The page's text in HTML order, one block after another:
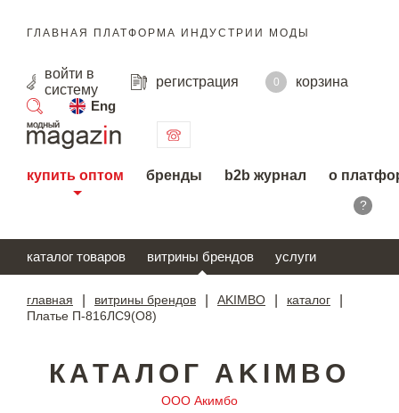
ГЛАВНАЯ ПЛАТФОРМА ИНДУСТРИИ МОДЫ
войти в
систему
регистрация 0
корзина
Eng
поиск
купить оптом бренды b2b журнал о
?
каталог товаров витрины брендов услуги
главная витрины брендов AKIMBO каталог
Платье П-816ЛС9(О8)
КАТАЛОГ AKIMBO
ООО Акимбо